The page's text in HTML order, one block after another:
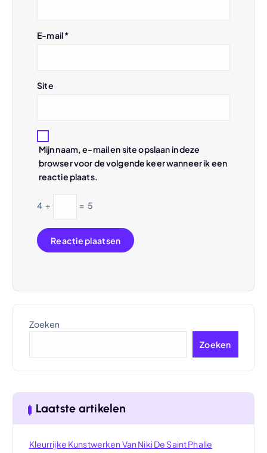
E-mail*
Site
Mijn naam, e-mail en site opslaan in deze
browser voor de volgende keer wanneer ik een
reactie plaats.
4 + = 5
Zoeken
Zoeken
Laatste artikelen
Kleurrijke Kunstwerken Van Niki De Saint Phalle